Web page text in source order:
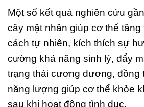
Một số kết quả nghiên cứu
cây mật nhân giúp cơ thể tăng
cách tự nhiên, kích thích sự
cường khả năng sinh lý, đẩy
trạng thái cương dương, đồng
năng lượng giúp cơ thể khỏe
sau khi hoạt động tình dục.